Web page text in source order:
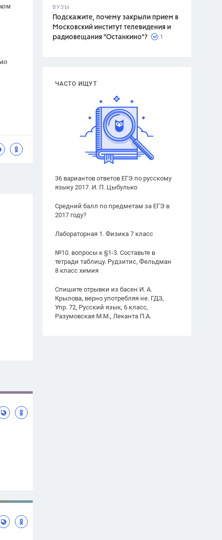
ВУЗЫ
Подскажите, почему закрыли прием в
Московский институт телевидения и
радиовещания "Останкино"?
1
ЧАСТО ИЩУТ
36 вариантов ответов ЕГЭ по русскому
языку 2017. И. П. Цыбулько
Средний балл по предметам за ЕГЭ в
2017 году?
Лабораторная 1. Физика 7 класс
№10. вопросы к §1-3. Составьте в
тетради таблицу. Рудзитис, Фельдман
8 класс химия
Спишите отрывки из басен И. А.
Крылова, верно употребляя не. ГДЗ,
Упр. 72, Русский язык, 6 класс,
Разумовская М.М., Леканта П.А.